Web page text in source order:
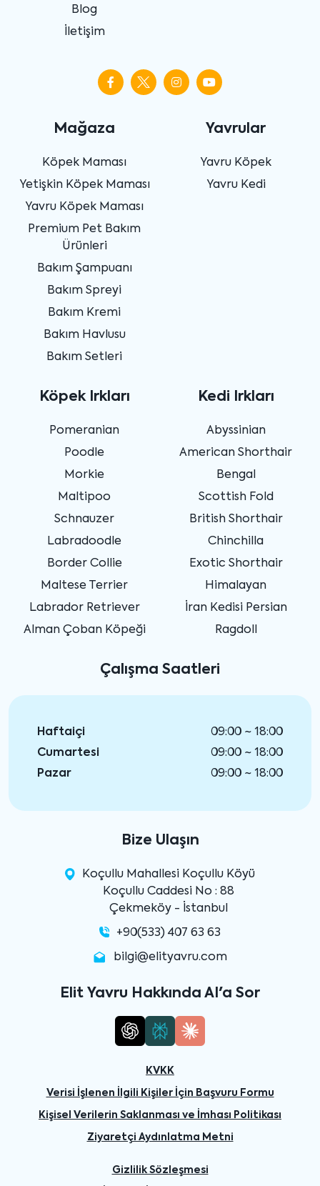
Blog
İletişim
Mağaza
Köpek Maması
Yetişkin Köpek Maması
Yavru Köpek Maması
Premium Pet Bakım
Ürünleri
Bakım Şampuanı
Bakım Spreyi
Bakım Kremi
Bakım Havlusu
Bakım Setleri
Yavrular
Yavru Köpek
Yavru Kedi
Köpek Irkları
Pomeranian
Poodle
Morkie
Maltipoo
Schnauzer
Labradoodle
Border Collie
Maltese Terrier
Labrador Retriever
Alman Çoban Köpeği
Kedi Irkları
Abyssinian
American Shorthair
Bengal
Scottish Fold
British Shorthair
Chinchilla
Exotic Shorthair
Himalayan
İran Kedisi Persian
Ragdoll
Çalışma Saatleri
Haftaiçi
09:00 ~ 18:00
Cumartesi
09:00 ~ 18:00
Pazar
09:00 ~ 18:00
Bize Ulaşın
Koçullu Mahallesi Koçullu Köyü
Koçullu Caddesi No : 88
Çekmeköy - İstanbul
+90(533) 407 63 63
bilgi@elityavru.com
Elit Yavru Hakkında AI'a Sor
KVKK
Verisi İşlenen İlgili Kişiler İçin Başvuru Formu
Kişisel Verilerin Saklanması ve İmhası Politikası
Ziyaretçi Aydınlatma Metni
Gizlilik Sözleşmesi